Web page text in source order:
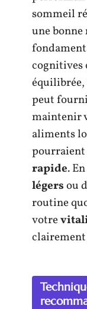
sommeil
une bonne
cognitives
peut
maintenir
aliments
pourraient
rapide.
légersou
routine
votre
clairement